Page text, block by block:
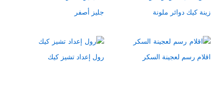
زينة كيك دوائر ملونة جليز أصفر
اقلام رسم لعجينة السكر رول إعداد تشيز كيك